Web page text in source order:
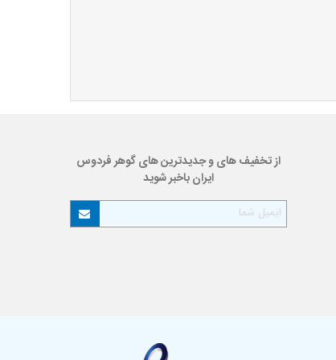
از تخفیف های و جدیدترین های گوهر فردوس
ایران باخبر شوید